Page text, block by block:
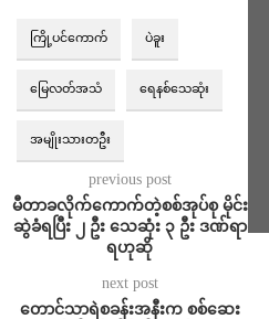
ကြို့ပင်ကောက် ပဲခူး
မြေလတ်အသံ ရေနစ်သေဆုံး
အမျိုးသားတဦး
previous post
မီတာခလိုက်ကောက်တဲ့စစ်အုပ်စု မိုင်း
ဆွဲခံရပြီး ၂ ဦး သေဆုံး ၃ ဦး ဒဏ်ရာ
ရဟုဆို
next post
တောင်သာရဲစခန်းအနီးက စစ်ဆေး